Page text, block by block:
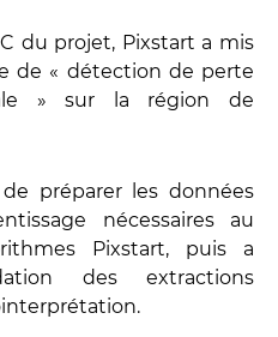
du projet, Pixstart a mis
de « détection de perte
» sur la région de
préparer les données
nécessaires au
Pixstart, puis a
des extractions